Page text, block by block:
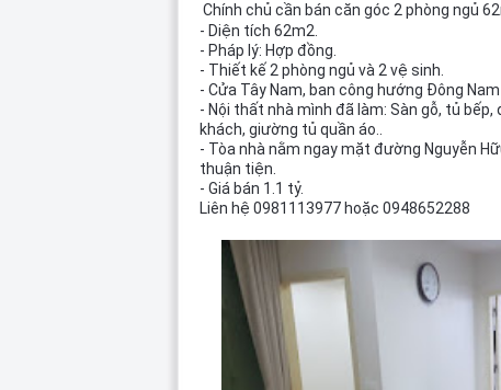
Chính chủ cần bán căn góc 2 phòng ngủ
- Diện tích 62m2.
- Pháp lý: Hợp đồng.
- Thiết kế 2 phòng ngủ và 2 vệ sinh.
- Cửa Tây Nam, ban công hướng Đông
- Nội thất nhà mình đã làm: Sàn gỗ, tủ
khách, giường tủ quần áo..
- Tòa nhà nằm ngay mặt đường Nguyễn
thuận tiện.
- Giá bán 1.1 tỷ.
Liên hệ 0981113977 hoặc 0948652288